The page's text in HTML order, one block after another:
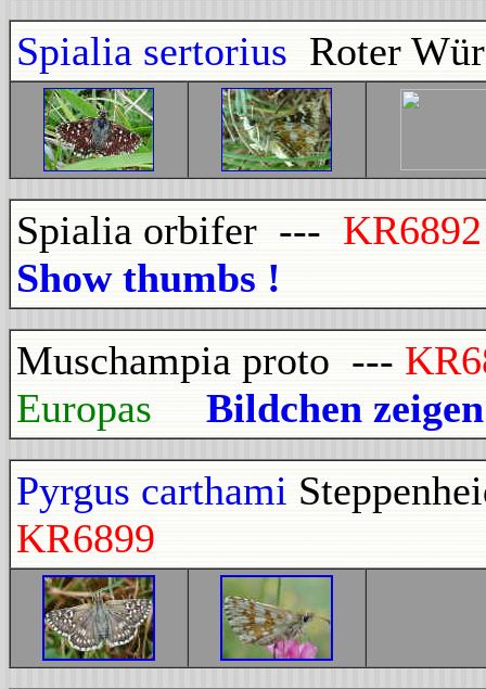
Spialia sertorius Roter
Spialia orbifer ---
Show thumbs !
Muschampia proto ---
Europas Bildchen
Pyrgus carthami
KR6899